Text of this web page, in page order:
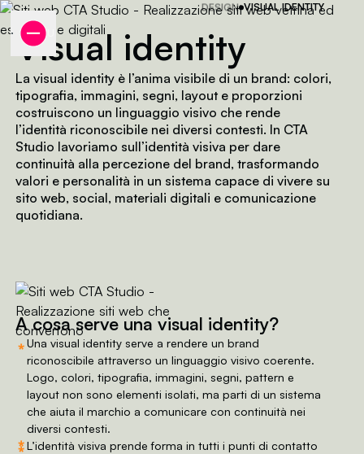
MENU
DESIGN VISUAL IDENTITY
Visual identity
Visual identity e
Progettiamo identità
La visual identity è l’anima visibile di un brand: colori,
tipografia, immagini, segni, layout e proporzioni
costruiscono un linguaggio visivo che rende
l’identità riconoscibile nei diversi contesti. In CTA
Studio lavoriamo sull’identità visiva per dare
continuità alla percezione del brand, trasformando
valori e personalità in un sistema capace di vivere su
sito web, social, materiali digitali e comunicazione
quotidiana.
A cosa serve una visual identity?
⁎Una visual identity serve a rendere un brand
riconoscibile attraverso un linguaggio visivo coerente.
Logo, colori, tipografia, immagini, segni, pattern e
layout non sono elementi isolati, ma parti di un sistema
che aiuta il marchio a comunicare con continuità nei
diversi contesti.
⁑L’identità visiva prende forma in tutti i punti di contatto